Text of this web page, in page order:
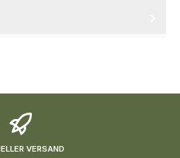
VERSAND